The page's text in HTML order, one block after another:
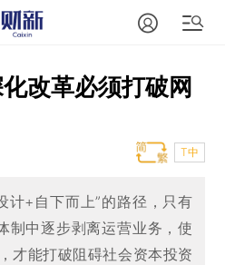
改革必须打破网
T中
计+自下而上”的路径，只有
制中逐步剥离运营业务，使
才能打破阻碍社会资本投资